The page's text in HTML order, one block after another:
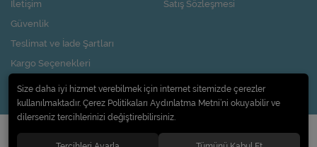
İletişim
Güvenlik
Teslimat ve İade Şartları
Kargo Seçenekleri
Nasıl Kupon Kazanırım?
Satış Sözleşmesi
© 2020Pi Design İç ve Dış Ticaret Limited Şirketi. Tüm hakları saklıdır.
Size daha iyi hizmet verebilmek için internet sitemizde çerezler
kullanılmaktadır. Çerez Politikaları Aydınlatma Metni’ni okuyabilir ve
dilerseniz tercihlerinizi değiştirebilirsiniz.